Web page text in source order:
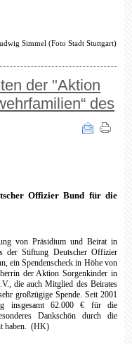
Simmel (Foto Stadt Stuttgart)
der "Aktion
des
Offizier Bund für die
von Präsidium und Beirat in
der Stiftung Deutscher Offizier
ein Spendenscheck in Höhe von
der Aktion Sorgenkinder in
die auch Mitglied des Beirates
großzügige Spende. Seit 2001
insgesamt 62.000 € für die
Dankschön durch die
haben. (HK)